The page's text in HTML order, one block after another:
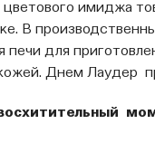
имиджа
В
печи для
Днем Лаудер